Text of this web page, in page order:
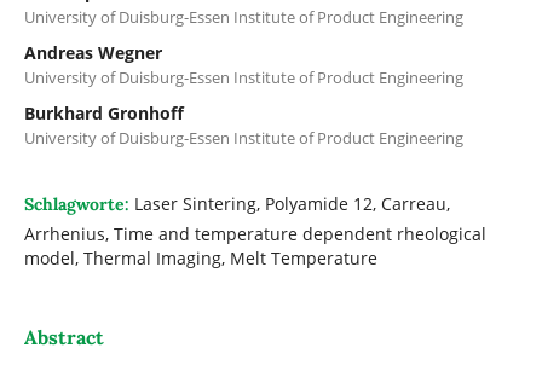
University of Duisburg-Essen Institute of Product Engineering
Andreas Wegner
University of Duisburg-Essen Institute of Product Engineering
Burkhard Gronhoff
University of Duisburg-Essen Institute of Product Engineering
Schlagworte: Laser Sintering, Polyamide 12, Carreau,
Arrhenius, Time and temperature dependent rheological
model, Thermal Imaging, Melt Temperature
Abstract